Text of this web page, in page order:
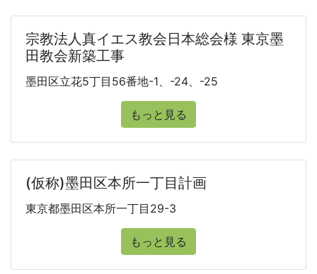
宗教法人真イエス教会日本総会様 東京墨
田教会新築工事
墨田区立花5丁目56番地-1、-24、-25
もっと見る
(仮称)墨田区本所一丁目計画
東京都墨田区本所一丁目29-3
もっと見る